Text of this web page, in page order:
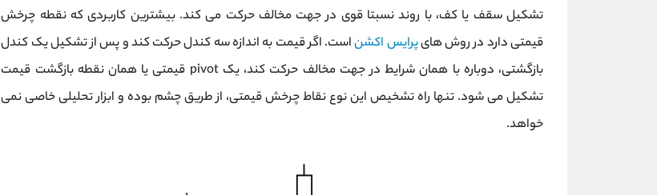
تشکیل سقف یا کف، با روند نسبتا قوی در جهت مخالف حرکت می کند. بیشترین کاربردی که نقطه چرخش
قیمتی دارد در روش هایپرایس اکشناست. اگر قیمت به اندازه سه کندل حرکت کند و پس از تشکیل یک کندل
بازگشتی، دوباره با همان شرایط در جهت مخالف حرکت کند، یک pivot قیمتی یا همان نقطه بازگشت قیمت
تشکیل می شود. تنها راه تشخیص این نوع نقاط چرخش قیمتی، از طریق چشم بوده و ابزار تحلیلی خاصی نمی
خواهد.